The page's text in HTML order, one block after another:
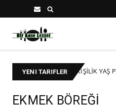
YENI TARIFLER
🍰 40-45 KİŞİLİK YAŞ PASTA
EKMEK BÖREĞİ